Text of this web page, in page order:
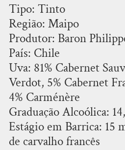
Tipo: Tinto
Região: Maipo
Produtor: Baron
País: Chile
Uva: 81% Cabernet
Verdot, 5% Cabernet
4% Carménère
Graduação Alcoólica:
Estágio em Barrica: 15
de carvalho francês